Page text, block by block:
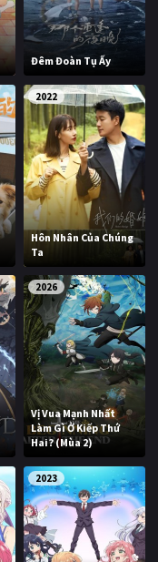
Đêm Đoàn Tụ Ấy
2022
Hôn Nhân Của Chúng
Ta
2026
Vị Vua Mạnh Nhất
Làm Gì Ở Kiếp Thứ
Hai? (Mùa 2)
2023